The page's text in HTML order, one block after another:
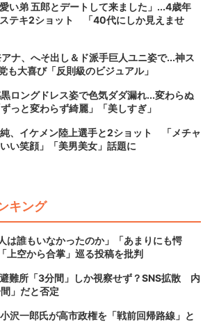
い弟 五郎とデートして来ました」...4歳年
テキ2ショット 「40代にしか見えませ
ナ、へそ出し＆ド派手巨人ユニ姿で...神ス
大喜び「反則級のビジュアル」
ロングドレス姿で色気ダダ漏れ...変わらぬ
っと変わらず綺麗」「美しすぎ」
、イケメン陸上選手と2ショット 「メチャ
い笑顔」「美男美女」話題に
キング
は誰もいなかったのか」「あまりにも愕
空から合掌」巡る投稿を批判
難所「3分間」しか視察せず？SNS拡散 内
」だと否定
沢一郎氏が高市政権を「戦前回帰路線」と